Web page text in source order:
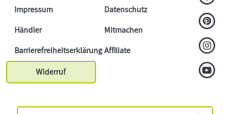
Impressum
Datenschutz
Händler
Mitmachen
BarrierefreiheitserklärungAffiliate
Widerruf